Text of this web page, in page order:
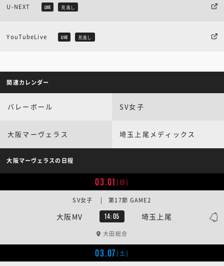
U-NEXT LIVE 見逃し
YouTubeLive LIVE 見逃し
関連カレンダー
バレーボール SV女子
大阪マーヴェラス 埼玉上尾メディックス
大阪マーヴェラスの日程
03.01 [日]
大阪MV 14:05 埼玉上尾
SV女子 | 第17節 GAME2
大田総合
03.07[土]